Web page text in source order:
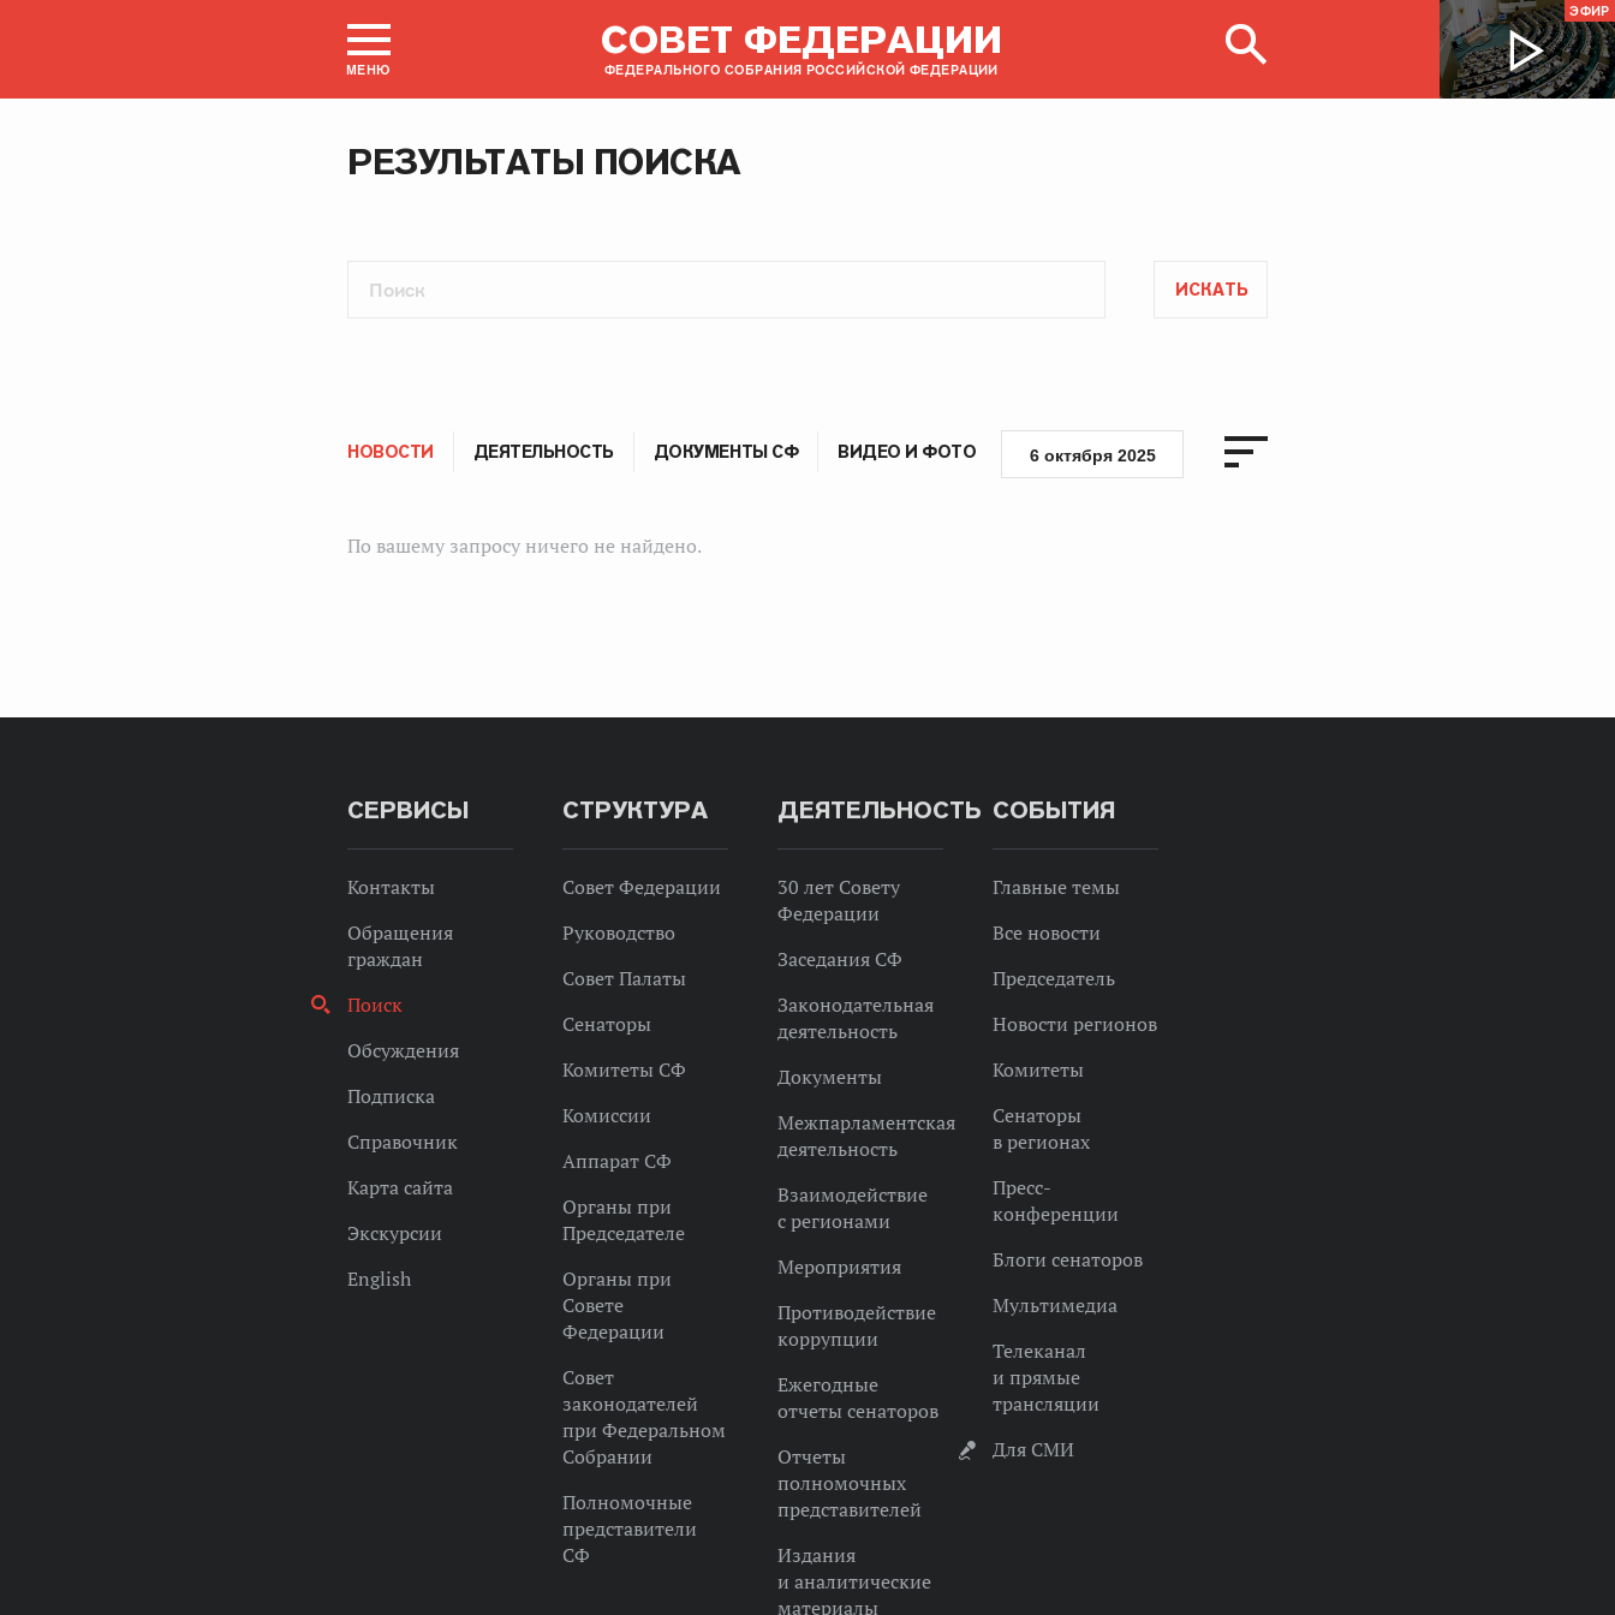
МЕНЮ
СОВЕТ ФЕДЕРАЦИИ
ФЕДЕРАЛЬНОГО СОБРАНИЯ РОССИЙСКОЙ ФЕДЕРАЦИИ
ЭФИР
РЕЗУЛЬТАТЫ ПОИСКА
ИСКАТЬ
НОВОСТИ ДЕЯТЕЛЬНОСТЬ ДОКУМЕНТЫ СФ ВИДЕО И ФОТО 6 октября 2025
По вашему запросу ничего не найдено.
СЕРВИСЫ
Контакты
Обращения
граждан
Поиск
Обсуждения
Подписка
Справочник
Карта сайта
Экскурсии
English
СТРУКТУРА
Совет Федерации
Руководство
Совет Палаты
Сенаторы
Комитеты СФ
Комиссии
Аппарат СФ
Органы при
Председателе
Органы при
Совете
Федерации
Совет
законодателей
при Федеральном
Собрании
Полномочные
представители
СФ
ДЕЯТЕЛЬНОСТЬ
30 лет Совету
Федерации
Заседания СФ
Законодательная
деятельность
Документы
Межпарламентская
деятельность
Взаимодействие
с регионами
Мероприятия
Противодействие
коррупции
Ежегодные
отчеты сенаторов
Отчеты
полномочных
представителей
Издания
и аналитические
материалы
СОБЫТИЯ
Главные темы
Все новости
Председатель
Новости регионов
Комитеты
Сенаторы
в регионах
Пресс-
конференции
Блоги сенаторов
Мультимедиа
Телеканал
и прямые
трансляции
Для СМИ